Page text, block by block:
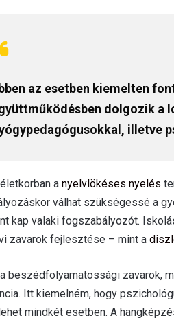
az esetben kiemelten
dolgozik a
illetve
a nyelvlökéses nyelés
válhat szükségessé a
kap valaki fogszabályozót.
zavarok fejlesztése – mint a
beszédfolyamatossági zavarok,
Itt kiemelném, hogy
mindkét esetben. A